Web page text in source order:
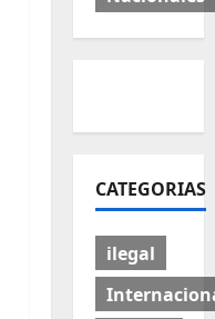
CATEGORIAS
ilegal